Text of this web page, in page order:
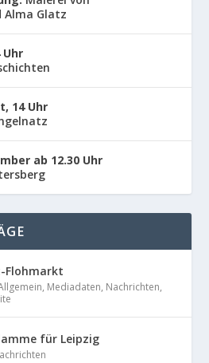
Alma Glatz
Uhr
14 Uhr
ab 12.30 Uhr
Flohmarkt
, Mediadaten, Nachrichten,
für Leipzig